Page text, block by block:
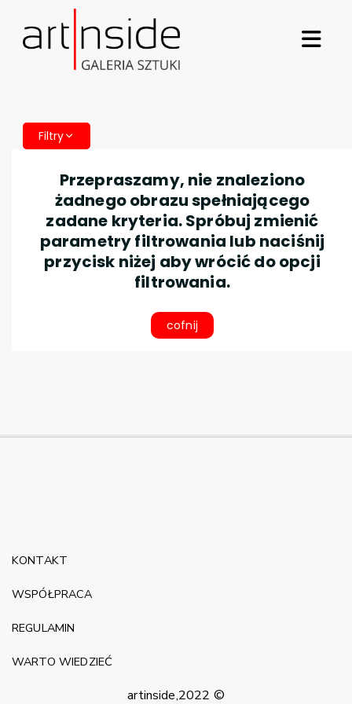
Filtry
Przepraszamy, nie znaleziono
żadnego obrazu spełniającego
zadane kryteria. Spróbuj zmienić
parametry filtrowania lub naciśnij
przycisk niżej aby wrócić do opcji
filtrowania.
cofnij
artinside,2022 ©
KONTAKT
WSPÓŁPRACA
REGULAMIN
WARTO WIEDZIEĆ